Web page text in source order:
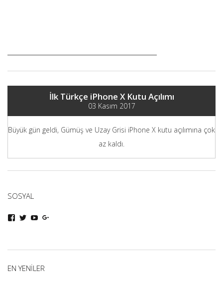
İlk Türkçe iPhone X Kutu Açılımı
03 Kasım 2017
Büyük gün geldi, Gümüş ve Uzay Grisi iPhone X kutu açılımına çok
az kaldı.
SOSYAL
iphoneturka
profilini
iphoneturka
profilini
iphoneturka
profiliniprofilini
EN YENILER